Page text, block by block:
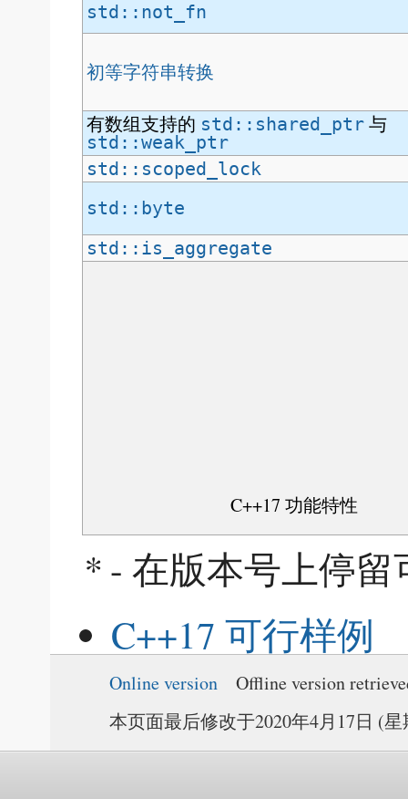
std::not_fn
初等字符串转换
有数组支持的 std::shared_ptr 与
std::weak_ptr
std::scoped_lock
std::byte
std::is_aggregate
C++17 功能特性
* - 在版本号上停
C++17 可行样例
Online version
Offline version
本页面最后修改于2020年4月17日 (